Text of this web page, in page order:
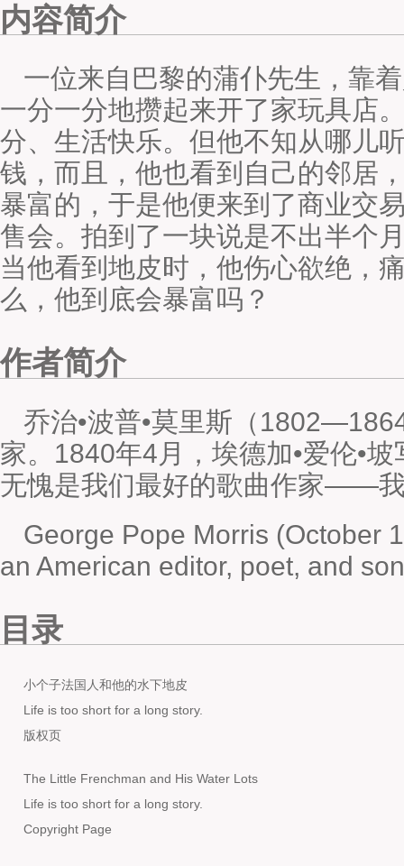
内容简介
一位来自巴黎的蒲仆先生，靠
一分一分地攒起来开了家玩具店
分、生活快乐。但他不知从哪儿
钱，而且，他也看到自己的邻居
暴富的，于是他便来到了商业交
售会。拍到了一块说是不出半个
当他看到地皮时，他伤心欲绝，
么，他到底会暴富吗？
作者简介
乔治•波普•莫里斯（
家。1840年4月，埃德加•爱伦•
无愧是我们最好的歌曲作家——
George Pope Morris (October
an American editor, poet, and
目录
小个子法国人和他的水下地皮
Life is too short for a long story.
版权页
The Little Frenchman and His Water Lots
Life is too short for a long story.
Copyright Page